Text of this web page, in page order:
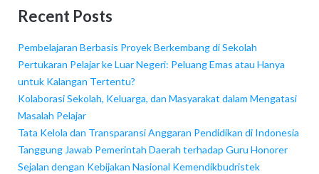
Recent Posts
Pembelajaran Berbasis Proyek Berkembang di Sekolah
Pertukaran Pelajar ke Luar Negeri: Peluang Emas atau Hanya
untuk Kalangan Tertentu?
Kolaborasi Sekolah, Keluarga, dan Masyarakat dalam Mengatasi
Masalah Pelajar
Tata Kelola dan Transparansi Anggaran Pendidikan di Indonesia
Tanggung Jawab Pemerintah Daerah terhadap Guru Honorer
Sejalan dengan Kebijakan Nasional Kemendikbudristek